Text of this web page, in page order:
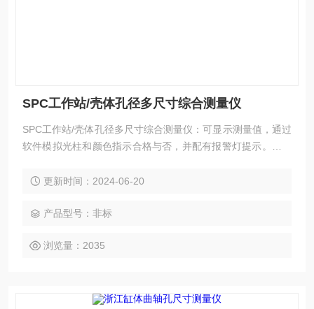
SPC工作站/壳体孔径多尺寸综合测量仪
SPC工作站/壳体孔径多尺寸综合测量仪：可显示测量值，通过
软件模拟光柱和颜色指示合格与否，并配有报警灯提示。数据
量软件基于WINDOWS平台，具有操作简单、安全可靠、使用
计和通道筛选组合查询等功能。
更新时间：2024-06-20
产品型号：非标
浏览量：2035